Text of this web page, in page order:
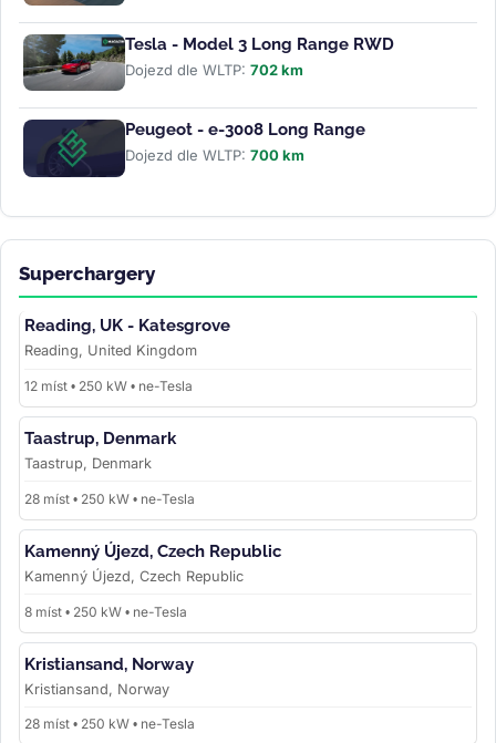
Tesla - Model 3 Long Range RWD
Dojezd dle WLTP: 702 km
Peugeot - e-3008 Long Range
Dojezd dle WLTP: 700 km
Superchargery
Reading, UK - Katesgrove
Reading, United Kingdom
12 míst • 250 kW • ne-Tesla
Taastrup, Denmark
Taastrup, Denmark
28 míst • 250 kW • ne-Tesla
Kamenný Újezd, Czech Republic
Kamenný Újezd, Czech Republic
8 míst • 250 kW • ne-Tesla
Kristiansand, Norway
Kristiansand, Norway
28 míst • 250 kW • ne-Tesla